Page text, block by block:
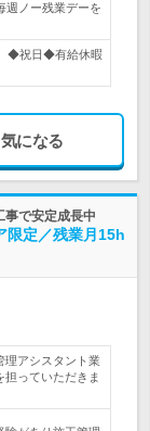
週ノー残業デーを
◆祝日◆有給休暇
気になる
事で安定成長中
定／残業月15h
理アシスタント業
っていただきま